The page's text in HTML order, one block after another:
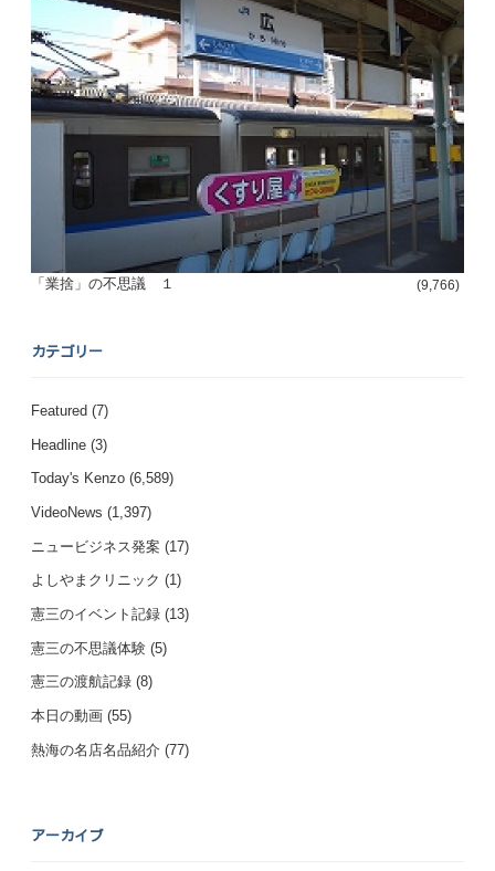
「業捨」の不思議 １ (9,766)
カテゴリー
Featured (7)
Headline (3)
Today's Kenzo (6,589)
VideoNews (1,397)
ニュービジネス発案 (17)
よしやまクリニック (1)
憲三のイベント記録 (13)
憲三の不思議体験 (5)
憲三の渡航記録 (8)
本日の動画 (55)
熱海の名店名品紹介 (77)
アーカイブ